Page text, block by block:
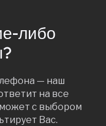
либо
— наш
на все
с выбором
Вас.